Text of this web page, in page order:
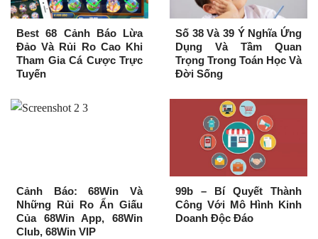
Best 68 Cảnh Báo Lừa
Đảo Và Rủi Ro Cao Khi
Tham Gia Cá Cược Trực
Tuyến
Số 38 Và 39 Ý Nghĩa Ứng
Dụng Và Tầm Quan
Trọng Trong Toán Học Và
Đời Sống
Cảnh Báo: 68Win Và
Những Rủi Ro Ẩn Giấu
Của 68Win App, 68Win
Club, 68Win VIP
99b – Bí Quyết Thành
Công Với Mô Hình Kinh
Doanh Độc Đáo